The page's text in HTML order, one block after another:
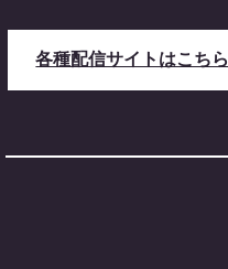
各種配信サイトはこちら